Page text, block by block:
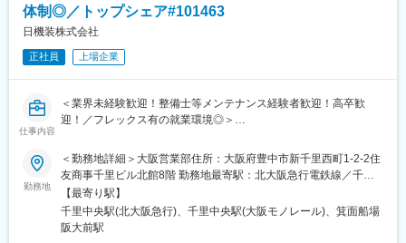
■就業環境：
・基本の働き方としてはお客様先へ訪問し、メンテナンスを行い
ます
・お客様先が近い場合もあれば、遠方に行き対応する事もあるた
め外出や出張が基本です
（出張の頻度は配属先によりますが、平均して業務の3分の2は
外出です。また、期間は1週間から2～3ヶ月程度と様々です。）
・夜間作業はほぼありませんが、休日に遠方への移動が発生する
場合がございます
・残業は20H程度です
変更の範囲：会社の定める業務
医療機器エンジニア、自動車整備士、エレベーター／自動ドアの
保守点検修理、大型空調機のメンテナンス、建築設備（ICカー
ド）、宅配ボックスの設置・修理、コピー機保守点検修理など。
電話対応はありません。
・休日出勤は医療機器の設置などで発生する場合がありますが、
・夜間対応・緊急呼出しはありません。
・直行直帰も可能です。
■入社後の研修・フォロー体制：
入社後は全体オリエンテーションから始まり、製品ごとの知識研
修を行います。
体制◎／トップシェア#101463
日機装株式会社
正社員 上場企業
仕事内容
＜業界未経験歓迎！整備士等メンテナンス経験者歓迎！高卒歓
迎！／フレックス有の就業環境◎＞
・日本の透析医療をリード／国内透析装置シェア5割を占める、ト
ップシェア製品を有する
・ポンプ・医療・航空宇宙業界でトップシェア製品を有する、東
証プライム上場優良メーカー
■業務概要：
勤務地
＜勤務地詳細＞大阪営業部住所：大阪府豊中市新千里西町1-2-2住
友商事千里ビル北館8階 勤務地最寄駅：北大阪急行電鉄線／千里
中央駅受動喫煙対策：屋内全面禁煙変更の範囲：会社の定める事
業所
【最寄り駅】
千里中央駅(北大阪急行)、千里中央駅(大阪モノレール)、箕面船場
阪大前駅